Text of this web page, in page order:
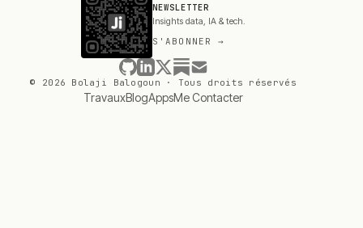
NEWSLETTER
Insights data, IA & tech.
S'ABONNER →
© 2026 Bolaji Balogoun · Tous droits réservés
TravauxBlogAppsMe Contacter